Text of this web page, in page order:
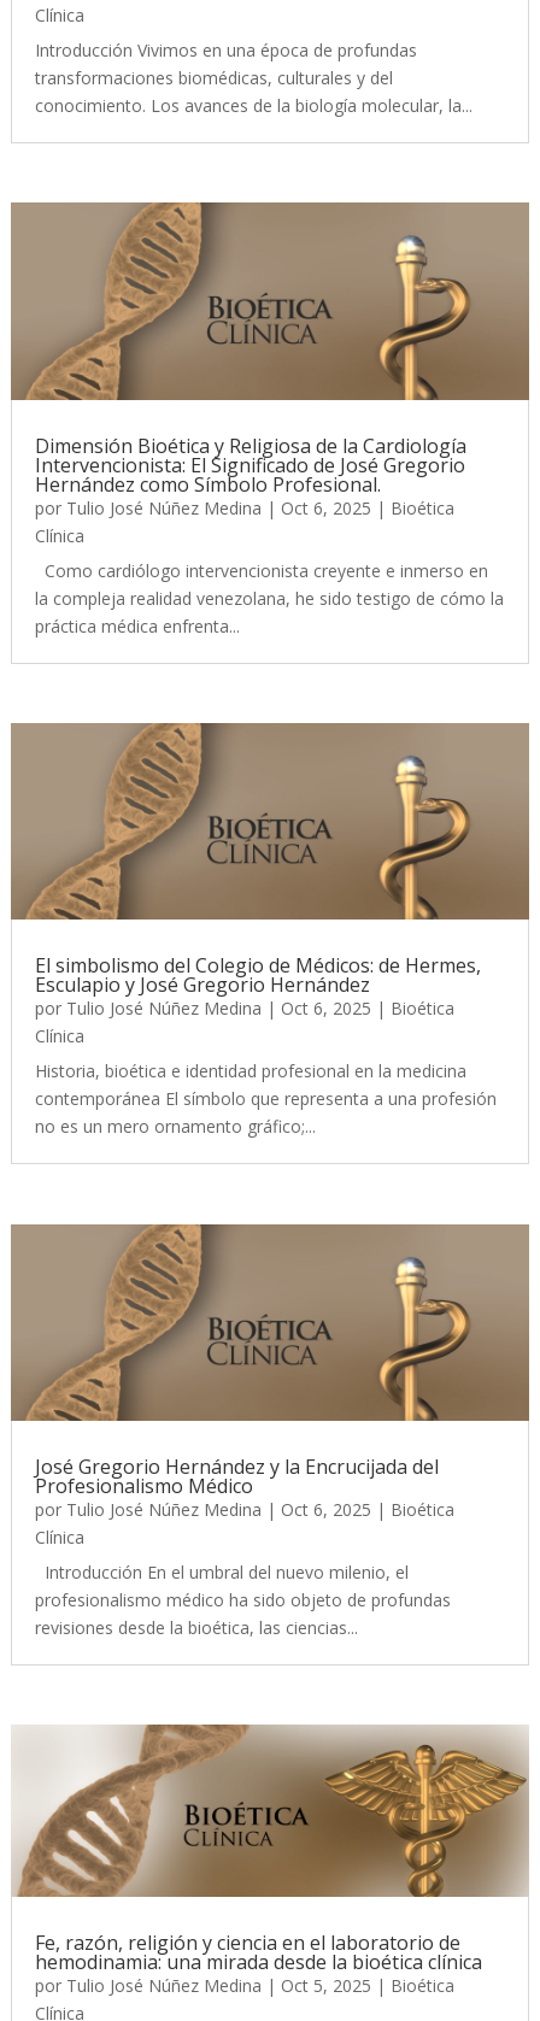
Clínica
Introducción Vivimos en una época de profundas
transformaciones biomédicas, culturales y del
conocimiento. Los avances de la biología molecular, la...
Dimensión Bioética y Religiosa de la Cardiología
Intervencionista: El Significado de José Gregorio
Hernández como Símbolo Profesional.
por Tulio José Núñez Medina | Oct 6, 2025 | Bioética
Clínica
Como cardiólogo intervencionista creyente e inmerso en
la compleja realidad venezolana, he sido testigo de cómo la
práctica médica enfrenta...
El simbolismo del Colegio de Médicos: de Hermes,
Esculapio y José Gregorio Hernández
por Tulio José Núñez Medina | Oct 6, 2025 | Bioética
Clínica
Historia, bioética e identidad profesional en la medicina
contemporánea El símbolo que representa a una profesión
no es un mero ornamento gráfico;...
José Gregorio Hernández y la Encrucijada del
Profesionalismo Médico
por Tulio José Núñez Medina | Oct 6, 2025 | Bioética
Clínica
Introducción En el umbral del nuevo milenio, el
profesionalismo médico ha sido objeto de profundas
revisiones desde la bioética, las ciencias...
Fe, razón, religión y ciencia en el laboratorio de
hemodinamia: una mirada desde la bioética clínica
por Tulio José Núñez Medina | Oct 5, 2025 | Bioética
Clínica